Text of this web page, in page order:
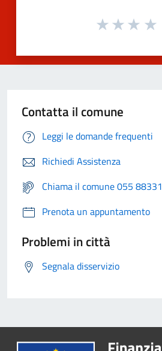
Contatta il comune
Leggi le domande frequenti
Richiedi Assistenza
Chiama il comune 055 88331
Prenota un appuntamento
Problemi in città
Segnala disservizio